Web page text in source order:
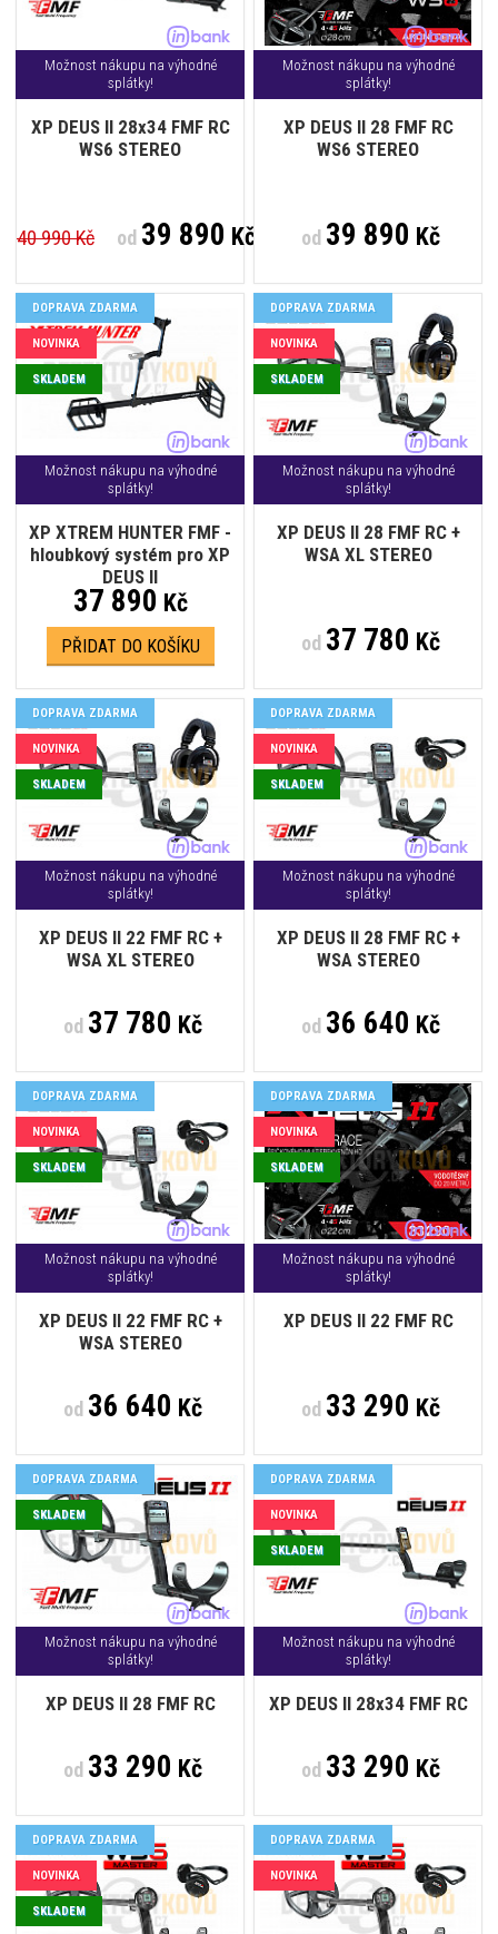
Možnost nákupu na výhodné
splátky!
XP DEUS II 28x34 FMF RC
WS6 STEREO
40 990 Kč od39 890 Kč
Možnost nákupu na výhodné
splátky!
XP DEUS II 28 FMF RC
WS6 STEREO
od39 890 Kč
Možnost nákupu na výhodné
splátky!
XP XTREM HUNTER FMF -
hloubkový systém pro XP
DEUS II
DOPRAVA ZDARMA
NOVINKA
SKLADEM
37 890 Kč
PŘIDAT DO KOŠÍKU
Možnost nákupu na výhodné
splátky!
XP DEUS II 28 FMF RC +
WSA XL STEREO
DOPRAVA ZDARMA
NOVINKA
SKLADEM
od37 780 Kč
Možnost nákupu na výhodné
splátky!
XP DEUS II 22 FMF RC +
WSA XL STEREO
DOPRAVA ZDARMA
NOVINKA
SKLADEM
od37 780 Kč
Možnost nákupu na výhodné
splátky!
XP DEUS II 28 FMF RC +
WSA STEREO
DOPRAVA ZDARMA
NOVINKA
SKLADEM
od36 640 Kč
Možnost nákupu na výhodné
splátky!
XP DEUS II 22 FMF RC +
WSA STEREO
DOPRAVA ZDARMA
NOVINKA
SKLADEM
od36 640 Kč
Možnost nákupu na výhodné
splátky!
XP DEUS II 22 FMF RC
DOPRAVA ZDARMA
NOVINKA
SKLADEM
od33 290 Kč
Možnost nákupu na výhodné
splátky!
XP DEUS II 28 FMF RC
DOPRAVA ZDARMA
SKLADEM
od33 290 Kč
Možnost nákupu na výhodné
splátky!
XP DEUS II 28x34 FMF RC
DOPRAVA ZDARMA
NOVINKA
SKLADEM
od33 290 Kč
DOPRAVA ZDARMA
NOVINKA
SKLADEM
DOPRAVA ZDARMA
NOVINKA